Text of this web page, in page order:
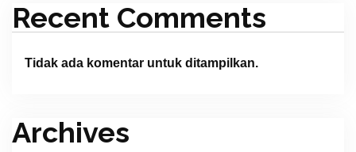
Recent Comments
Tidak ada komentar untuk ditampilkan.
Archives